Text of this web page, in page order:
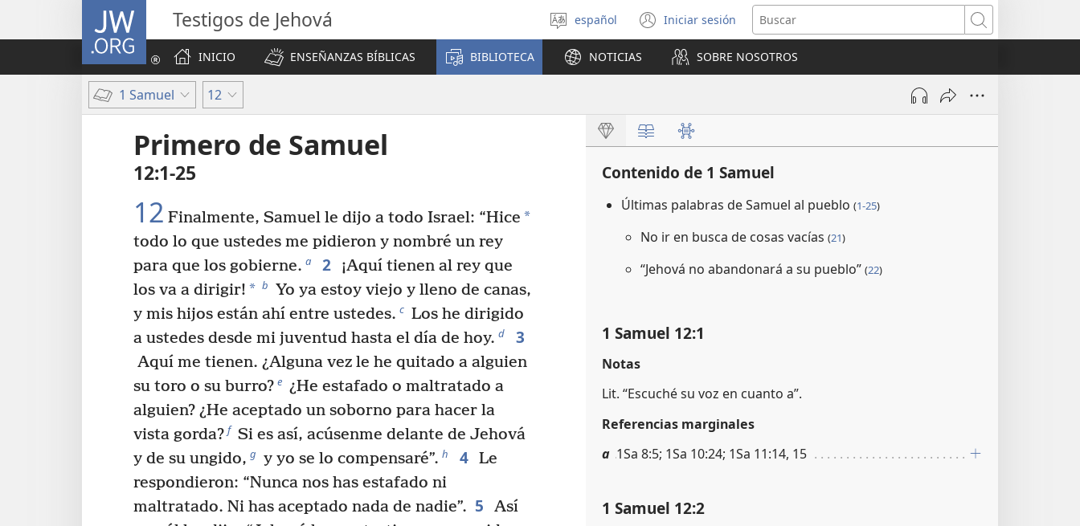
JW.ORG Testigos de Jehová
Seleccionar
idioma
español Iniciar sesión
(abre
una
nueva
ventana)
Buscar
INICIO
ENSEÑANZAS BÍBLICAS BIBLIOTECA NOTICIAS SOBRE NOSOTROS
1 Samuel 12
Primero de Samuel
12:1-25
12 Finalmente, Samuel le dijo a todo Israel: “Hice *
todo lo que ustedes me pidieron y nombré un rey
para que los gobierne. a 2
¡Aquí tienen al rey que
los va a dirigir! * b Yo ya estoy viejo y lleno de canas,
y mis hijos están ahí entre ustedes. c Los he dirigido
a ustedes desde mi juventud hasta el día de hoy. d 3
Aquí me tienen. ¿Alguna vez le he quitado a alguien
su toro o su burro? e ¿He estafado o maltratado a
alguien? ¿He aceptado un soborno para hacer la
vista gorda? f Si es así, acúsenme delante de Jehová
y de su ungido, g y yo se lo compensaré”. h 4 Le
respondieron: “Nunca nos has estafado ni
maltratado. Ni has aceptado nada de nadie”. 5
Así
Contenido de 1 Samuel
Últimas palabras de Samuel al pueblo (1-25)
No ir en busca de cosas vacías (21)
“Jehová no abandonará a su pueblo” (22)
1 Samuel 12:1
Notas
Lit. “Escuché su voz en cuanto a”.
Referencias marginales
a 1Sa 8:5; 1Sa 10:24; 1Sa 11:14, 15
1 Samuel 12:2